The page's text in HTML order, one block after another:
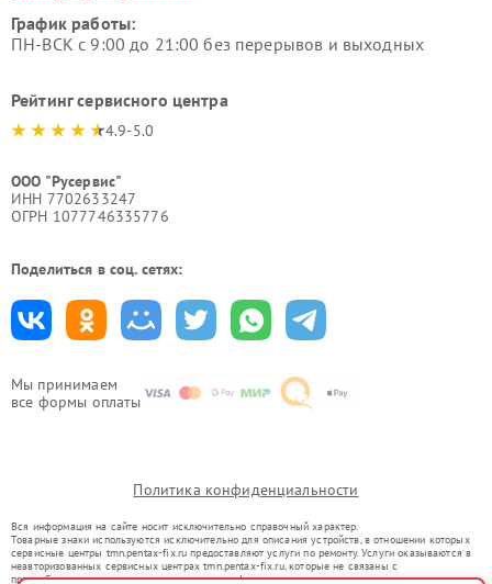
Мы принимаем
все формы оплаты
График работы:
ПН-ВСК с 9:00 до 21:00 без перерывов и выходных
Рейтинг сервисного центра
4.9-5.0
ООО "Русервис"
ИНН 7702633247
ОГРН 1077746335776
Поделиться в соц. сетях:
Политика конфиденциальности
Вся информация на сайте носит исключительно справочный характер.
Товарные знаки используются исключительно для описания устройств, в отношении которых
сервисные центры tmn.pentax-fix.ru предоставляют услуги по ремонту. Услуги оказываются в
неавторизованных сервисных центрах tmn.pentax-fix.ru, которые не связаны с
правообладателями товарных знаков или их официальными представителями.